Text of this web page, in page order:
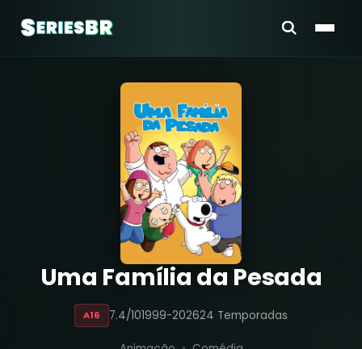
Uma Família da Pesada
A16 7.4/101999-202624 Temporadas